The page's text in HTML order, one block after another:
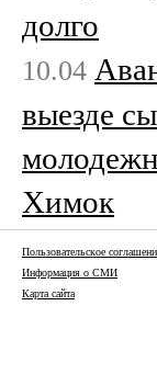
долго
10.04
выезде
Химок
Пользовательское
Информация о СМИ
Карта сайта